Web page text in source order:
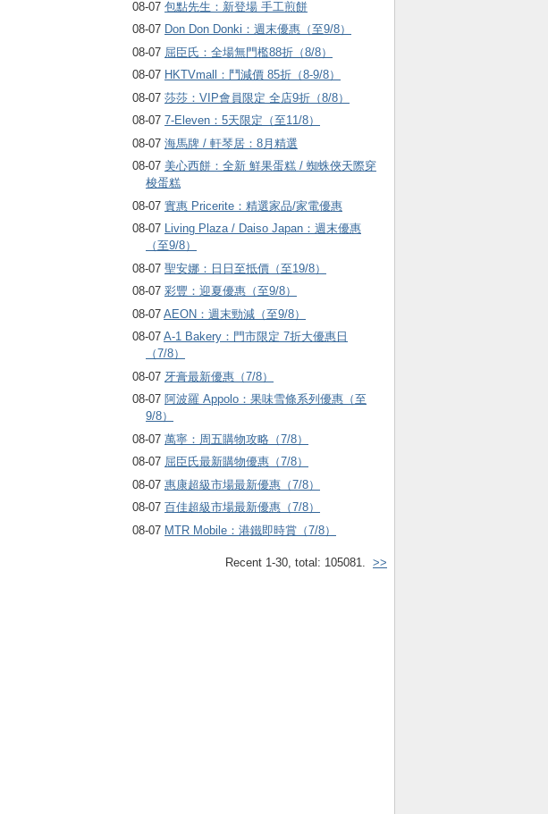
08-07 包點先生：新登場 手工煎餅
08-07 Don Don Donki：週末優惠（至9/8）
08-07 屈臣氏：全場無門檻88折（8/8）
08-07 HKTVmall ：鬥減價 85折（8-9/8）
08-07 莎莎：VIP會員限定 全店9折（8/8）
08-07 7-Eleven：5天限定（至11/8）
08-07 海馬牌 / 軒琴居：8月精選
08-07 美心西餅：全新 鮮果蛋糕 / 蜘蛛俠天際穿
梭蛋糕
08-07 實惠 Pricerite：精選家品/家電優惠
08-07 Living Plaza / Daiso Japan：週末優惠
（至9/8）
08-07 聖安娜：日日至抵價（至19/8）
08-07 彩豐：迎夏優惠（至9/8）
08-07 AEON：週末勁減（至9/8）
08-07 A-1 Bakery：門市限定 7折大優惠日
（7/8）
08-07 牙膏最新優惠（7/8）
08-07 阿波羅 Appolo：果味雪條系列優惠（至
9/8）
08-07 萬寧：周五購物攻略（7/8）
08-07 屈臣氏最新購物優惠（7/8）
08-07 惠康超級市場最新優惠（7/8）
08-07 百佳超級市場最新優惠（7/8）
08-07 MTR Mobile：港鐵即時賞（7/8）
Recent 1-30, total: 105081. >>